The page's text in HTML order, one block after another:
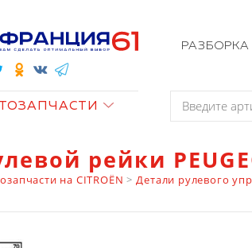
РАЗБОРКА
рейки
на CITROËN >Детали рулевого